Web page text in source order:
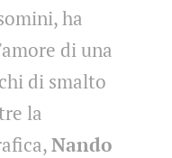
ha
di una
di smalto
la
Nando